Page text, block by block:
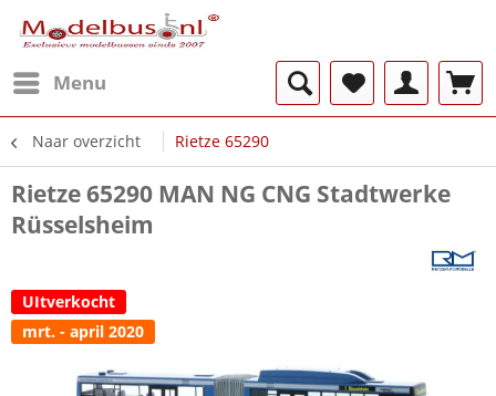
Menu
Naar overzicht Rietze 65290
Rietze 65290 MAN NG CNG Stadtwerke
Rüsselsheim
UItverkocht
mrt. - april 2020